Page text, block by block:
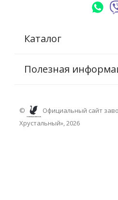
Каталог
Полезная
©
Официальный сайт
Хрустальный», 2026